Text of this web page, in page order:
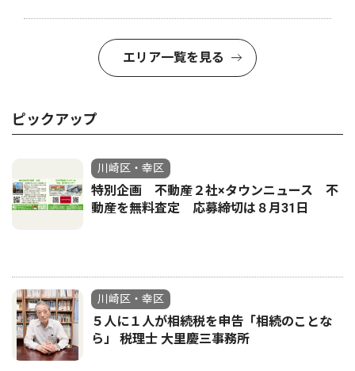
エリア一覧を見る
ピックアップ
川崎区・幸区
特別企画 不動産２社×タウンニュース 不
動産を無料査定 応募締切は８月31日
川崎区・幸区
５人に１人が相続税を申告「相続のことな
ら」 税理士 大里慶三事務所